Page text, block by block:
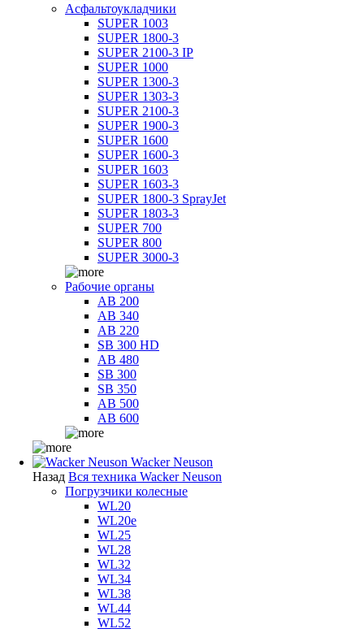
Асфальтоукладчики
SUPER 1003
SUPER 1800-3
SUPER 2100-3 IP
SUPER 1000
SUPER 1300-3
SUPER 1303-3
SUPER 2100-3
SUPER 1900-3
SUPER 1600
SUPER 1600-3
SUPER 1603
SUPER 1603-3
SUPER 1800-3 SprayJet
SUPER 1803-3
SUPER 700
SUPER 800
SUPER 3000-3
Рабочие органы
AB 200
AB 340
AB 220
SB 300 HD
AB 480
SB 300
SB 350
AB 500
AB 600
Wacker Neuson
Назад Вся техника Wacker Neuson
Погрузчики колесные
WL20
WL20e
WL25
WL28
WL32
WL34
WL38
WL44
WL52